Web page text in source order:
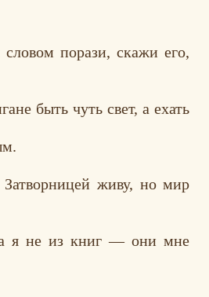
порази, скажи его,
быть чуть свет, а ехать
Затворницей живу, но мир
я не из книг — они мне